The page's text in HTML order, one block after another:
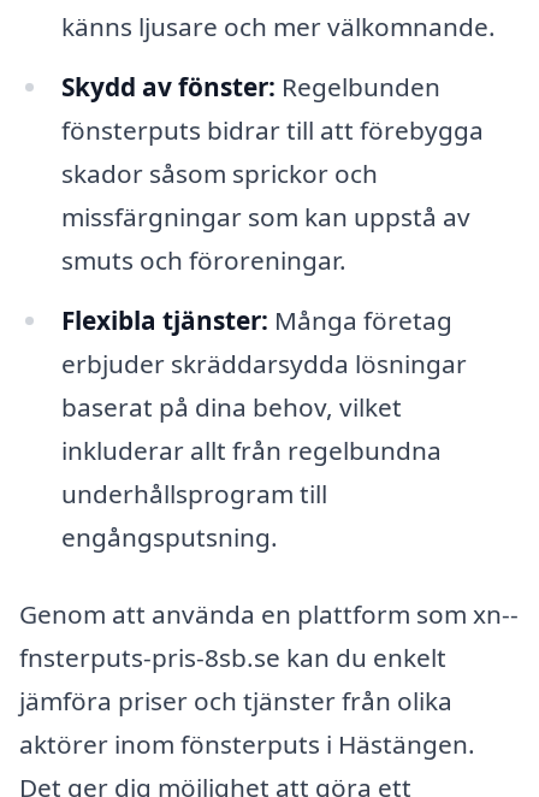
känns ljusare och mer välkomnande.
Skydd av fönster: Regelbunden
fönsterputs bidrar till att förebygga
skador såsom sprickor och
missfärgningar som kan uppstå av
smuts och föroreningar.
Flexibla tjänster: Många företag
erbjuder skräddarsydda lösningar
baserat på dina behov, vilket
inkluderar allt från regelbundna
underhållsprogram till
engångsputsning.
Genom att använda en plattform som xn--
fnsterputs-pris-8sb.se kan du enkelt
jämföra priser och tjänster från olika
aktörer inom fönsterputs i Hästängen.
Det ger dig möjlighet att göra ett